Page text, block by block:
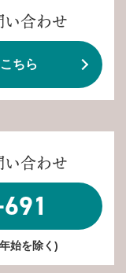
合わせ
ちら
合わせ
始を除く)